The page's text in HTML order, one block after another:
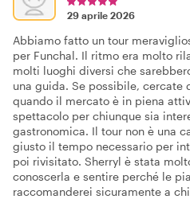
29 aprile 2026
Abbiamo fatto un tour
per Funchal. Il ritmo era molto
molti luoghi diversi che
una guida. Se possibile, cercate
quando il mercato è in piena
spettacolo per chiunque sia
gastronomica. Il tour non è una
giusto il tempo necessario per
poi rivisitato. Sherryl è stata
conoscerla e sentire perché le
raccomanderei sicuramente a